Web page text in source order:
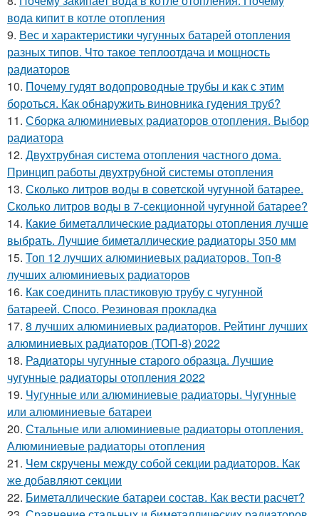
вода кипит в котле отопления
9. Вес и характеристики чугунных батарей отопления
разных типов. Что такое теплоотдача и мощность
радиаторов
10. Почему гудят водопроводные трубы и как с этим
бороться. Как обнаружить виновника гудения труб?
11. Сборка алюминиевых радиаторов отопления. Выбор
радиатора
12. Двухтрубная система отопления частного дома.
Принцип работы двухтрубной системы отопления
13. Сколько литров воды в советской чугунной батарее.
Сколько литров воды в 7-секционной чугунной батарее?
14. Какие биметаллические радиаторы отопления лучше
выбрать. Лучшие биметаллические радиаторы 350 мм
15. Топ 12 лучших алюминиевых радиаторов. Топ-8
лучших алюминиевых радиаторов
16. Как соединить пластиковую трубу с чугунной
батареей. Спосо. Резиновая прокладка
17. 8 лучших алюминиевых радиаторов. Рейтинг лучших
алюминиевых радиаторов (ТОП-8) 2022
18. Радиаторы чугунные старого образца. Лучшие
чугунные радиаторы отопления 2022
19. Чугунные или алюминиевые радиаторы. Чугунные
или алюминиевые батареи
20. Стальные или алюминиевые радиаторы отопления.
Алюминиевые радиаторы отопления
21. Чем скручены между собой секции радиаторов. Как
же добавляют секции
22. Биметаллические батареи состав. Как вести расчет?